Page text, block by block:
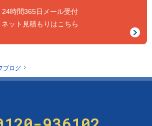
24時間365日メール受付
ネット見積もりはこちら
ブログ